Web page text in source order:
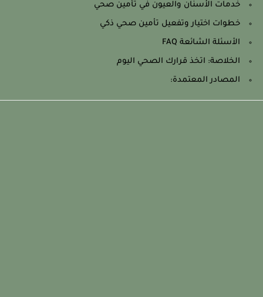
خدمات الأسنان والعيون في تأمين صحي
خطوات اختيار وتفعيل تأمين صحي ذكي
الأسئلة الشائعة FAQ
الخلاصة: اتخذ قرارك الصحي اليوم
المصادر المعتمدة: